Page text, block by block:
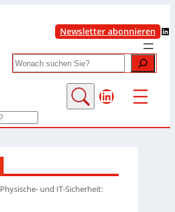
Newsletter abonnieren LinkedIn
Search
LinkedIn
Physische- und IT-Sicherheit: